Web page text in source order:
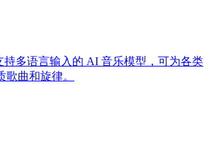
持多语言输入的 AI 音乐模型，可为各类
曲和旋律。